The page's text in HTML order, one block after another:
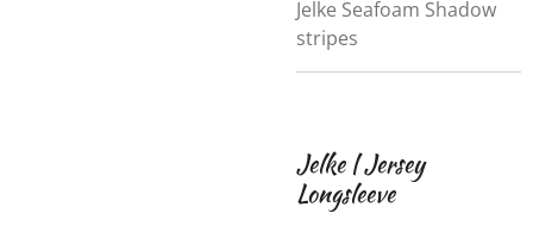
Jelke Seafoam Shadow
stripes
Jelke | Jersey
Longsleeve